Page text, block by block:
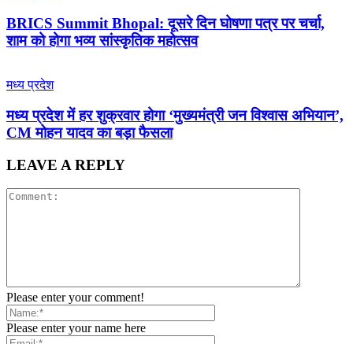
BRICS Summit Bhopal: दूसरे दिन घोषणा पत्र पर चर्चा,
शाम को होगा भव्य सांस्कृतिक महोत्सव
मध्य प्रदेश
मध्य प्रदेश में हर शुक्रवार होगा ‘मुख्यमंत्री जन विश्वास अभियान’,
CM मोहन यादव का बड़ा फैसला
LEAVE A REPLY
Please enter your comment!
Please enter your name here